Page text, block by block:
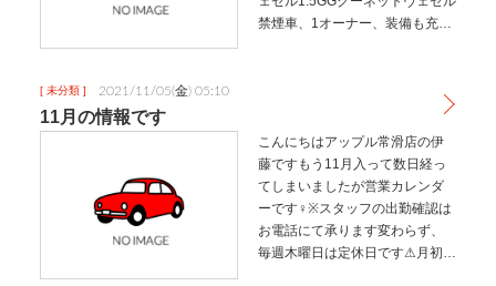
禁煙車、1オーナー、装備も充
の…
[ 未分類 ] 2021/11/05(金) 05:10
11月の情報です
こんにちはアップル常滑店の伊
藤ですもう11月入って数日経っ
てしまいましたが営業カレンダ
ーです‍♀️※スタッフの出勤確認は
お電話にて承ります変わらず、
毎週木曜日は定休日です⚠月初め